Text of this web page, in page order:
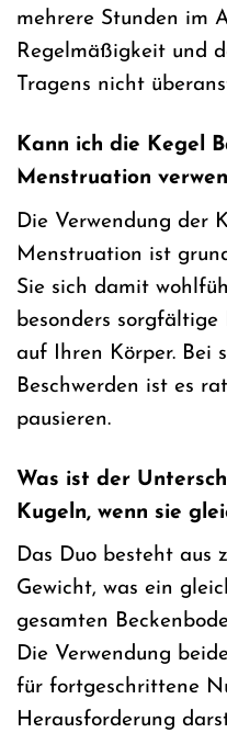
mehrere Stunden im
Regelmäßigkeit und
Tragens nicht
Kann ich die Kegel
Menstruation
Die Verwendung der
Menstruation ist
Sie sich damit
besonders
auf Ihren Körper. Bei
Beschwerden ist es
pausieren.
Was ist der
Kugeln, wenn sie
Das Duo besteht aus
Gewicht, was ein
gesamten
Die Verwendung
für fortgeschrittene
Herausforderung